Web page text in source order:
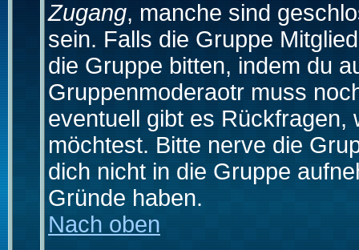
Zugang, manche sind
sein. Falls die Gruppe
die Gruppe bitten, indem du
Gruppenmoderaotr muss
eventuell gibt es
möchtest. Bitte nerve die
dich nicht in die Gruppe
Gründe haben.
Nach oben